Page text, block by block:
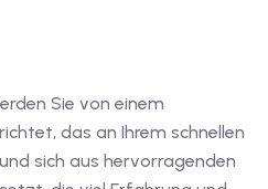
Sie von einem
das an Ihrem schnellen
sich aus hervorragenden